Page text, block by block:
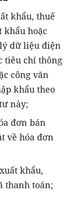
khẩu, thuế
khẩu hoặc
dữ liệu điện
tiêu chí thông
công văn
khẩu theo
này;
đơn bán
về hóa đơn
khẩu,
thanh toán;